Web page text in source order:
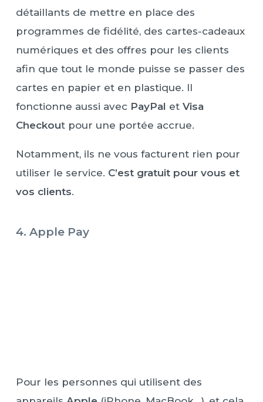
détaillants de mettre en place des
programmes de fidélité, des cartes-cadeaux
numériques et des offres pour les clients
afin que tout le monde puisse se passer des
cartes en papier et en plastique. Il
fonctionne aussi avec PayPal et Visa
Checkout pour une portée accrue.
Notamment, ils ne vous facturent rien pour
utiliser le service. C’est gratuit pour vous et
vos clients.
4. Apple Pay
Pour les personnes qui utilisent des